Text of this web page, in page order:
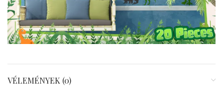
VÉLEMÉNYEK (0)